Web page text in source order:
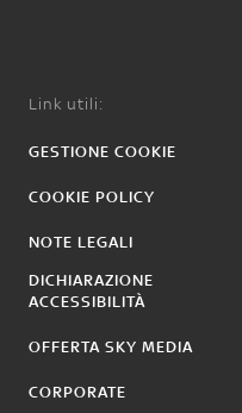
Link utili:
GESTIONE COOKIE
COOKIE POLICY
NOTE LEGALI
DICHIARAZIONE
ACCESSIBILITÀ
OFFERTA SKY MEDIA
CORPORATE